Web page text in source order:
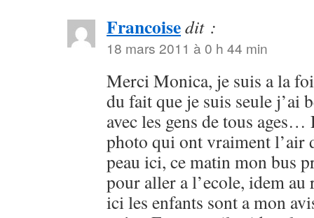
Francoisedit :
18 mars 2011 à 0 h 44 min
Merci Monica, je suis a la
du fait que je suis seule j’ai
avec les gens de tous ages…
photo qui ont vraiment l’air
peau ici, ce matin mon bus
pour aller a l’ecole, idem au
ici les enfants sont a mon